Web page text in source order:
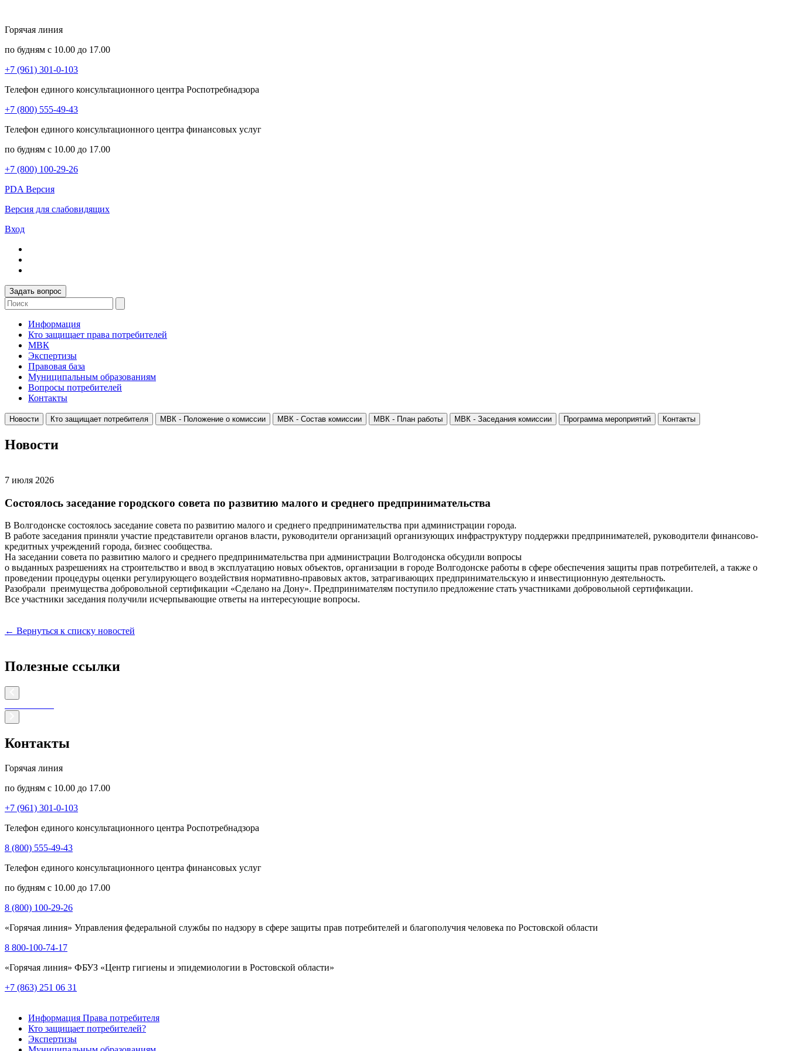
Горячая линия
по будням с 10.00 до 17.00
+7 (961) 301-0-103
Телефон единого консультационного центра Роспотребнадзора
+7 (800) 555-49-43
Телефон единого консультационного центра финансовых услуг
по будням с 10.00 до 17.00
+7 (800) 100-29-26
PDA Версия
Версия для слабовидящих
Вход
Задать вопрос
Информация
Кто защищает права потребителей
МВК
Экспертизы
Правовая база
Муниципальным образованиям
Вопросы потребителей
Контакты
Новости Кто защищает потребителя МВК - Положение о комиссии МВК - Состав комиссии МВК - План работы МВК - Заседания комиссии Программа мероприятий Контакты
Новости
7 июля 2026
Состоялось заседание городского совета по развитию малого и среднего предпринимательства
В Волгодонске состоялось заседание совета по развитию малого и среднего предпринимательства при администрации города.
В работе заседания приняли участие представители органов власти, руководители организаций организующих инфраструктуру поддержки предпринимателей, руководители финансово-
кредитных учреждений города, бизнес сообщества.
На заседании совета по развитию малого и среднего предпринимательства при администрации Волгодонска обсудили вопросы
о выданных разрешениях на строительство и ввод в эксплуатацию новых объектов, организации в городе Волгодонске работы в сфере обеспечения защиты прав потребителей, а также о
проведении процедуры оценки регулирующего воздействия нормативно-правовых актов, затрагивающих предпринимательскую и инвестиционную деятельность.
Разобрали преимущества добровольной сертификации «Сделано на Дону». Предпринимателям поступило предложение стать участниками добровольной сертификации.
Все участники заседания получили исчерпывающие ответы на интересующие вопросы.
← Вернуться к списку новостей
Полезные ссылки
Контакты
Горячая линия
по будням с 10.00 до 17.00
+7 (961) 301-0-103
Телефон единого консультационного центра Роспотребнадзора
8 (800) 555-49-43
Телефон единого консультационного центра финансовых услуг
по будням с 10.00 до 17.00
8 (800) 100-29-26
«Горячая линия» Управления федеральной службы по надзору в сфере защиты прав потребителей и благополучия человека по Ростовской области
8 800-100-74-17
«Горячая линия» ФБУЗ «Центр гигиены и эпидемиологии в Ростовской области»
+7 (863) 251 06 31
Информация Права потребителя
Кто защищает потребителей?
Экспертизы